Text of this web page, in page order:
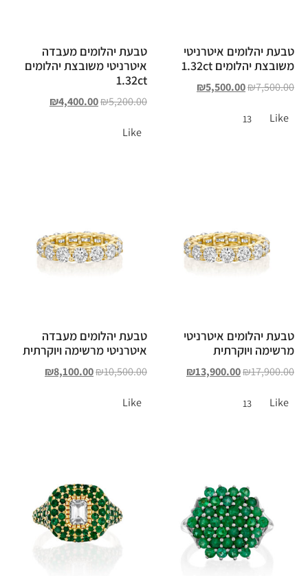
טבעת יהלומים איטרניטי
משובצת יהלומים 1.32ct
₪7,500.00
₪5,500.00
Like
13
טבעת יהלומים מעבדה
איטרניטי משובצת יהלומים
1.32ct
₪5,200.00
₪4,400.00
Like
טבעת יהלומים איטרניטי
מרשימה ויוקרתית
₪17,900.00
₪13,900.00
Like
13
טבעת יהלומים מעבדה
איטרניטי מרשימה ויוקרתית
₪10,500.00
₪8,100.00
Like